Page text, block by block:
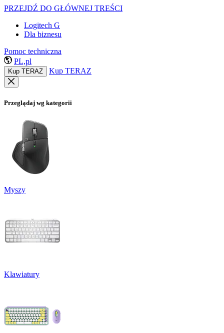
PRZEJDŹ DO GŁÓWNEJ TREŚCI
Logitech G
Dla biznesu
Pomoc techniczna
PL,pl
Kup TERAZ Kup TERAZ
Przeglądaj wg kategorii
Myszy
Klawiatury